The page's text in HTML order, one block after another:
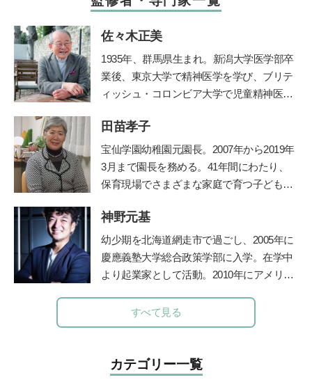
佐々木正美
1935年、群馬県生まれ。新潟大学医学部卒
業後、東京大学で精神医学を学び、ブリテ
ィッシュ・コロンビア大学で児童精神医学
園や東京女子医科大学などで多数の臨床に
携わる傍ら、全国の保育園、幼稚園、学
校、児童相談所などで勉強会、講演会を40
年以上続けた。『子どもへのまなざし』
——相田みつをいのちのことば』『ひとり
親でも子どもは健全に育ちます』（小学
館）など著書多数。2017年逝去。半世紀に
わたる臨床経験から著したこれら数多くの
と支持を得ている。
田苗孝子
宝仙学園幼稚園元園長。2007年から2019年
3月まで園長を務める。41年間にわたり、
保育現場でさまざまな家庭で育つ子どもと
定評がある。豊かな経験を活かして、『幼
稚園』（小学館刊）で育児相談コーナーを
担当。子育て中のママたちに温かなメッセ
ージを伝えてきた。
神野元基
幼少期を北海道網走市で過ごし、2005年に
慶應義塾大学総合政策学部に入学。在学中
より起業家として活動。2010年にアメリカ
道に進む。子どもたちに「未来を生き抜く
力」を身につけて欲しいと、2012年東京の
より人工知能型教材「Qubena
はじめ、全国の学校や学習塾で利用されて
すべて見る
カテゴリー一覧